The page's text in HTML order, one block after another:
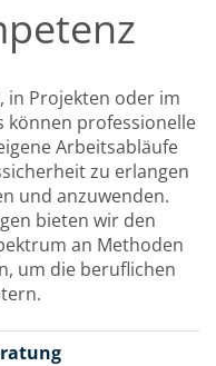
in Projekten oder im
können professionelle
Arbeitsabläufe
zu erlangen
und anzuwenden.
bieten wir den
an Methoden
um die beruflichen